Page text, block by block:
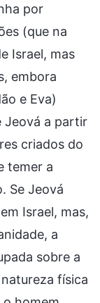
por
(que na
Israel, mas
embora
e Eva)
Jeová a partir
criados do
temer a
Se Jeová
Israel, mas,
a
sobre a
física